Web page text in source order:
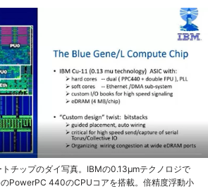
チップのダイ写真。IBMの0.13μmテクノロジで
PowerPC 440のCPUコアを搭載。倍精度浮動小